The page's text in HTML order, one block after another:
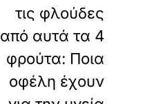
τις φλούδες
από αυτά τα 4
φρούτα: Ποια
οφέλη έχουν